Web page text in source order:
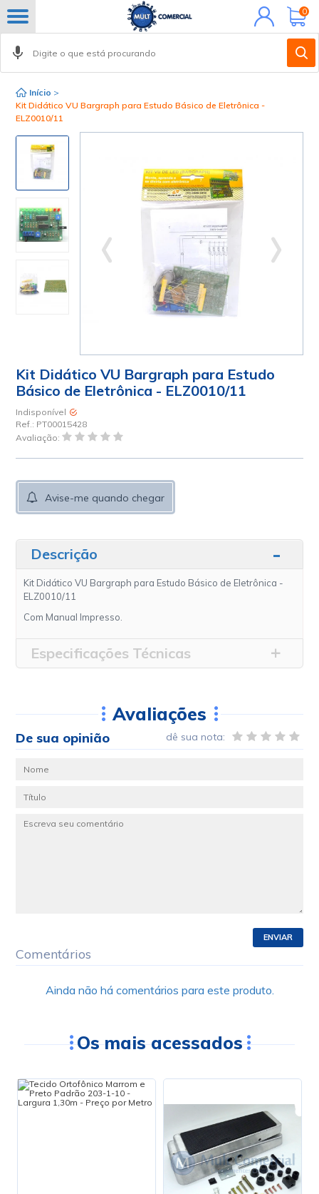
Minha
conta
0
Início >
Kit Didático VU Bargraph para Estudo Básico de Eletrônica -
ELZ0010/11
Kit Didático VU Bargraph para Estudo
Básico de Eletrônica - ELZ0010/11
Indisponível
Ref.: PT00015428
Avaliação:
Avise-me quando chegar
Descrição
Kit Didático VU Bargraph para Estudo Básico de Eletrônica -
ELZ0010/11
Com Manual Impresso.
Especificações Técnicas
Avaliações
De sua opinião dê sua nota:
ENVIAR
Comentários
Ainda não há comentários para este produto.
Os mais acessados